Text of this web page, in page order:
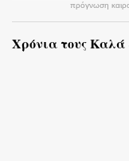
πρόγνωση
Χρόνια τους